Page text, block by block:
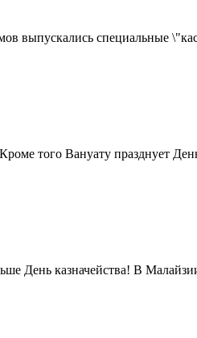
выпускались специальные
того Вануату празднует
День казначейства! В